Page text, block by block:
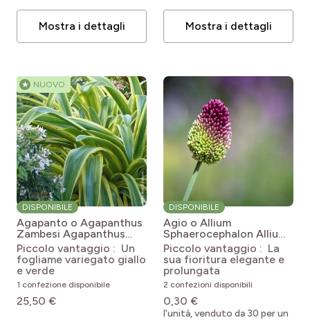
Mostra i dettagli Mostra i dettagli
★ NUOVO
DISPONIBILE
Agapanto o Agapanthus
Zambesi Agapanthus
praecox subsp. orientalis
'Kek5006' ZAMBEZI
Piccolo vantaggio : Un
fogliame variegato giallo
e verde
1 confezione disponibile
25,50 €
DISPONIBILE
Agio o Allium
Sphaerocephalon Allium
sphaerocephalon
Piccolo vantaggio : La
sua fioritura elegante e
prolungata
2 confezioni disponibili
0,30 €
l'unità, venduto da 30 per un